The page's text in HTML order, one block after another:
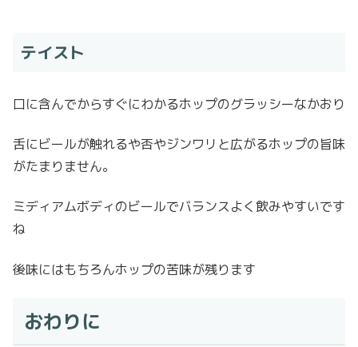
テイスト
口に含んでからすぐにわかるホップのグラッシーなかおり
舌にビールが触れるや否やジンワリと広がるホップの旨味
がたまりません。
ミディアムボディのビールでバランスよく飲みやすいです
ね
後味にはもちろんホップの苦味が残ります
おわりに